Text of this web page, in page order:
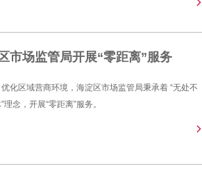
单。
市场监管局开展“零距离”服务
化区域营商环境，海淀区市场监管局秉承着 “无处不
念，开展“零距离”服务。